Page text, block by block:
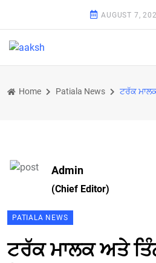
AUGUST 7,
Home Patiala News
Admin
(Chief Editor)
PATIALA NEWS
ਟਰੱਕ ਮਾਲਕ ਅਤੇ